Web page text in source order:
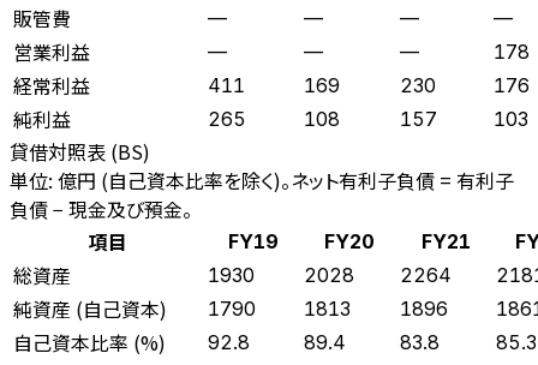
販管費 — — — —
営業利益 — — — 178
経常利益 411 169 230 176
純利益 265 108 157 103
貸借対照表 (BS)
単位: 億円 (自己資本比率を除く)。ネット有利子負債 = 有利子
負債 − 現金及び預金。
項目
FY19 FY20 FY21
総資産 1930 2028 2264
純資産 (自己資本) 1790 1813 1896
自己資本比率 (%) 92.8 89.4 83.8 85.3